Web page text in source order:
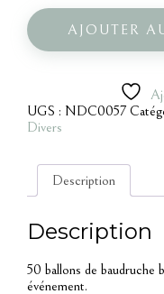
de
50
ballons
AJOUTER
UGS : NDC0057
Divers
Description
Description
50 ballons de baudruche
événement.